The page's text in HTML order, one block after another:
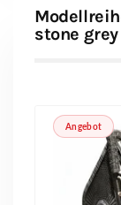
stone grey
Angebot